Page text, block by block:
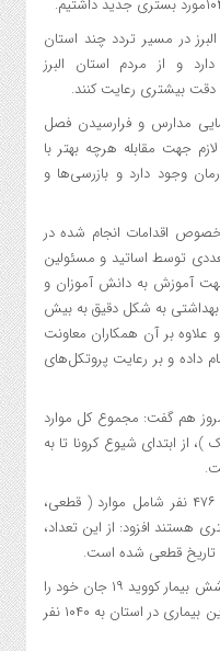
در مسیر تردد چند استان
و از مردم استان البرز
دقت بیشتری رعایت کنند.
مدارس و فرارسیدن فصل
جهت مقابله هرچه بهتر با
وجود دارد و بازرسی‌ها و
اقدامات انجام شده در
توسط اساتید و مسئولین
جهت آموزش به دانش آموزان و
به شکل دقیق به بیش
و علاوه بر آن همکاران معاونت
داده و بر رعایت پروتکل‌های
هم گفت: مجموع کل موارد
ابتدای شیوع کرونا تا به
فتحی با بیان اینکه در حال حاضر تعداد ۴۷۶ نفر شامل موارد ( قطعی،
هستند افزود: از این تعداد،
وی افزود: متاسفانه در ۲۴ ساعت گذشته شش بیمار کووید ۱۹ جان خود را
از دست داده‌اند و مجموع جان باختگان این بیماری در استان به ۱۰۴۰ نفر